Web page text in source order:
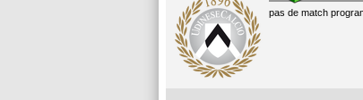
pas de match